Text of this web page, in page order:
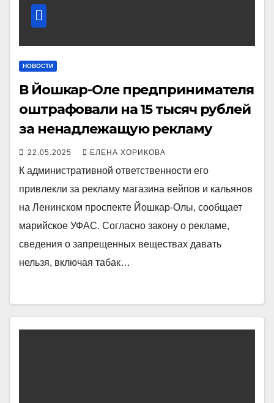
НОВОСТИ
В Йошкар-Оле предпринимателя
оштрафовали на 15 тысяч рублей
за ненадлежащую рекламу
22.05.2025 ЕЛЕНА ХОРИКОВА
К административной ответственности его
привлекли за рекламу магазина вейпов и кальянов
на Ленинском проспекте Йошкар-Олы, сообщает
марийское УФАС. Согласно закону о рекламе,
сведения о запрещенных веществах давать
нельзя, включая табак…